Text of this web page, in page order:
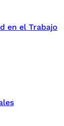
en el Trabajo